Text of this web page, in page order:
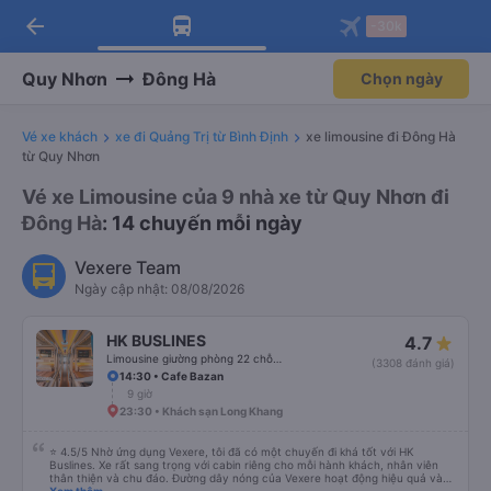
Tải app Vexere ngay!
Nhận ưu đãi thành viên độc
Mở app
Tải app Vexere
-30k/ghế khi đặt vé máy bay qua
Mở app
arrow_back
Quy Nhơn Đông Hà Chọn ngày
Vé xe khách xe đi Quảng Trị từ Bình Định
xe limousine đi Đông Hà
từ Quy Nhơn
Vé xe Limousine của 9 nhà xe từ Quy Nhơn đi
Đông Hà: 14 chuyến mỗi ngày
Vexere Team
Ngày cập nhật: 08/08/2026
HK BUSLINES 4.7
(3308 đánh giá)
14:30 • Cafe Bazan
9 giờ
23:30 • Khách sạn Long Khang
⭐ 4.5/5 Nhờ ứng dụng Vexere, tôi đã có một chuyến đi khá tốt với HK
Buslines. Xe rất sang trọng với cabin riêng cho mỗi hành khách, nhân viên
thân thiện và chu đáo. Đường dây nóng của Vexere hoạt động hiệu quả và